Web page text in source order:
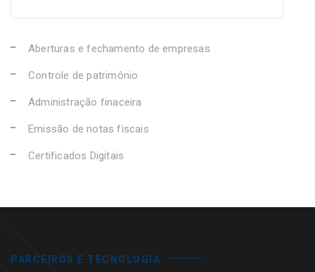
Aberturas e fechamento de empresas
Controle de patrimônio
Administração finaceira
Emissão de notas fiscais
Certificados Digitais
PARCEIROS E TECNOLOGIA